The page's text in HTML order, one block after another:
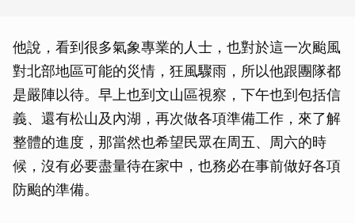
他說，看到很多氣象專業的人士，也對於這一次颱風
對北部地區可能的災情，狂風驟雨，所以他跟團隊都
是嚴陣以待。早上也到文山區視察，下午也到包括信
義、還有松山及內湖，再次做各項準備工作，來了解
整體的進度，那當然也希望民眾在周五、周六的時
候，沒有必要盡量待在家中，也務必在事前做好各項
防颱的準備。